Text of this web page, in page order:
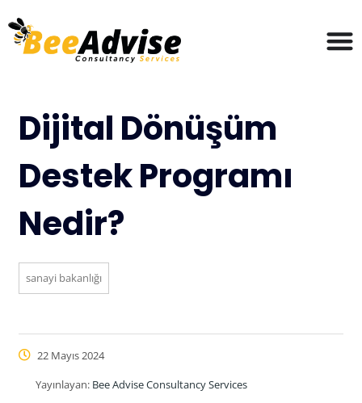
Dijital Dönüşüm
Destek Programı
Nedir?
sanayi bakanlığı
22 Mayıs 2024
Yayınlayan: Bee Advise Consultancy Services